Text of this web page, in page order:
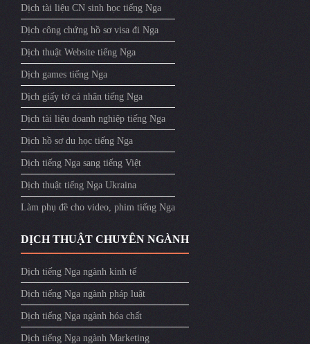
Dịch tài liệu CN sinh học tiếng Nga
Dịch công chứng hồ sơ visa đi Nga
Dịch thuật Website tiếng Nga
Dịch games tiếng Nga
Dịch giấy tờ cá nhân tiếng Nga
Dịch tài liệu doanh nghiệp tiếng Nga
Dịch hồ sơ du học tiếng Nga
Dịch tiếng Nga sang tiếng Việt
Dịch thuật tiếng Nga Ukraina
Làm phụ đề cho video, phim tiếng Nga
DỊCH THUẬT CHUYÊN NGÀNH
Dịch tiếng Nga ngành kinh tế
Dịch tiếng Nga ngành pháp luật
Dịch tiếng Nga ngành hóa chất
Dịch tiếng Nga ngành Marketing